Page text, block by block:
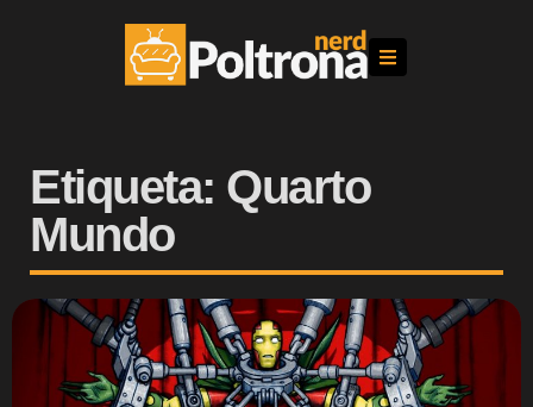
Etiqueta: Quarto
Mundo